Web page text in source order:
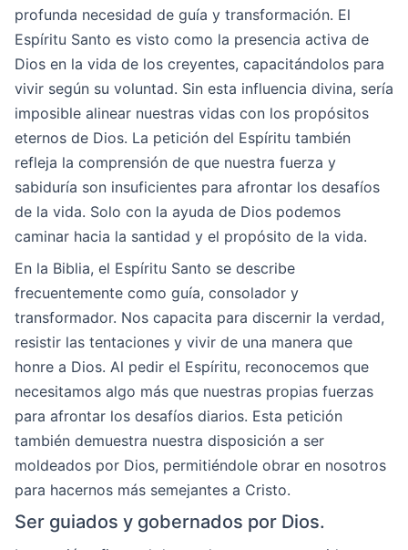
profunda necesidad de guía y transformación. El
Espíritu Santo es visto como la presencia activa de
Dios en la vida de los creyentes, capacitándolos para
vivir según su voluntad. Sin esta influencia divina, sería
imposible alinear nuestras vidas con los propósitos
eternos de Dios. La petición del Espíritu también
refleja la comprensión de que nuestra fuerza y
sabiduría son insuficientes para afrontar los desafíos
de la vida. Solo con la ayuda de Dios podemos
caminar hacia la santidad y el propósito de la vida.
En la Biblia, el Espíritu Santo se describe
frecuentemente como guía, consolador y
transformador. Nos capacita para discernir la verdad,
resistir las tentaciones y vivir de una manera que
honre a Dios. Al pedir el Espíritu, reconocemos que
necesitamos algo más que nuestras propias fuerzas
para afrontar los desafíos diarios. Esta petición
también demuestra nuestra disposición a ser
moldeados por Dios, permitiéndole obrar en nosotros
para hacernos más semejantes a Cristo.
Ser guiados y gobernados por Dios.